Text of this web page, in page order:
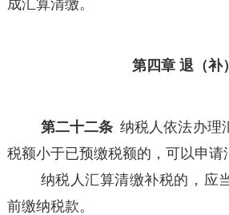
成汇算清缴。
第四章 退（补
第二十二条 纳税人依法办理
税额小于已预缴税额的，可以申请
纳税人汇算清缴补税的，应
前缴纳税款。